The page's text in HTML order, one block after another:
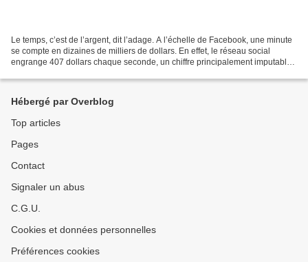
Le temps, c’est de l’argent, dit l’adage. A l’échelle de Facebook, une minute
se compte en dizaines de milliers de dollars. En effet, le réseau social
engrange 407 dollars chaque seconde, un chiffre principalement imputable
Hébergé par Overblog
Top articles
Pages
Contact
Signaler un abus
C.G.U.
Cookies et données personnelles
Préférences cookies